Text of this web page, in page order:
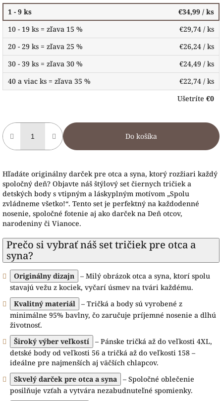
1 - 9 ks
€34,99 / ks
10 - 19 ks = zľava 15 %
€29,74 / ks
20 - 29 ks = zľava 25 %
€26,24 / ks
30 - 39 ks = zľava 30 %
€24,49 / ks
40 a viac ks = zľava 35 %
€22,74 / ks
Ušetríte €0
Do košíka
Hľadáte originálny darček pre otca a syna, ktorý rozžiari každý
spoločný deň? Objavte náš štýlový set čiernych tričiek a
detských body s vtipným a láskyplným motívom „Spolu
zvládneme všetko!“. Tento set je perfektný na každodenné
nosenie, spoločné fotenie aj ako darček na Deň otcov,
narodeniny či Vianoce.
Prečo si vybrať náš set tričiek pre otca a
syna?
Originálny dizajn
– Milý obrázok otca a syna, ktorí spolu
stavajú vežu z kociek, vyčarí úsmev na tvári každému.
Kvalitný materiál
– Tričká a body sú vyrobené z
minimálne 95% bavlny, čo zaručuje príjemné nosenie a dlhú
životnosť.
Široký výber veľkostí
– Pánske tričká až do veľkosti 4XL,
detské body od veľkosti 56 a tričká až do veľkosti 158 –
ideálne pre najmenších aj väčších chlapcov.
Skvelý darček pre otca a syna
– Spoločné oblečenie
posilňuje vzťah a vytvára nezabudnuteľné spomienky.